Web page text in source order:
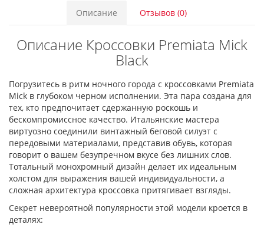
Описание Отзывов (0)
Описание Кроссовки Premiata Mick
Black
Погрузитесь в ритм ночного города с кроссовками Premiata
Mick в глубоком черном исполнении. Эта пара создана для
тех, кто предпочитает сдержанную роскошь и
бескомпромиссное качество. Итальянские мастера
виртуозно соединили винтажный беговой силуэт с
передовыми материалами, представив обувь, которая
говорит о вашем безупречном вкусе без лишних слов.
Тотальный монохромный дизайн делает их идеальным
холстом для выражения вашей индивидуальности, а
сложная архитектура кроссовка притягивает взгляды.
Секрет невероятной популярности этой модели кроется в
деталях: